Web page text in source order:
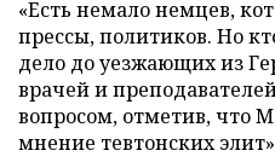
«Есть немало немцев,
прессы, политиков. Но
дело до уезжающих из
врачей и
вопросом, отметив, что
мнение тевтонских